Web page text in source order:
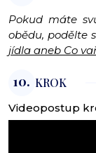
Pokud máte
obědu, podělte
jídla aneb Co
10. KROK
Videopostup